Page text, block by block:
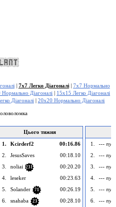
| 7x7 Легко Діагоналі| 7x7 Нормально
Нормально Діагоналі | 15x15 Легко Діагоналі
Діагоналі | 20x20 Нормально Діагоналі
Цього тижня
1.
Kcirderf2
00:16.86
2.
JesusSaves
00:18.10
3.
noliai 231
00:20.20
4.
leseker
00:23.63
5.
Solander 71
00:26.19
6.
snahaba 23
00:28.10
1.
---
2.
---
3.
---
4.
---
5.
---
6.
---